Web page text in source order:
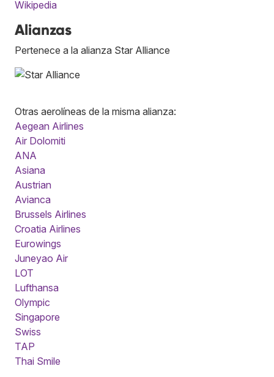
Wikipedia
Alianzas
Pertenece a la alianza Star Alliance
Otras aerolíneas de la misma alianza:
Aegean Airlines
Air Dolomiti
ANA
Asiana
Austrian
Avianca
Brussels Airlines
Croatia Airlines
Eurowings
Juneyao Air
LOT
Lufthansa
Olympic
Singapore
Swiss
TAP
Thai Smile